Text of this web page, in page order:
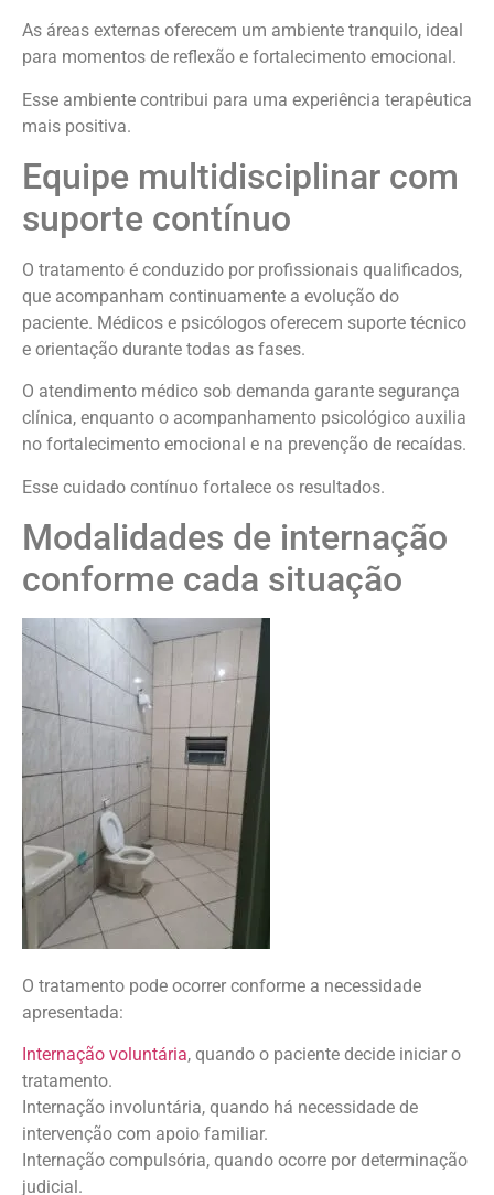
As áreas externas oferecem um ambiente tranquilo, ideal
para momentos de reflexão e fortalecimento emocional.
Esse ambiente contribui para uma experiência terapêutica
mais positiva.
Equipe multidisciplinar com
suporte contínuo
O tratamento é conduzido por profissionais qualificados,
que acompanham continuamente a evolução do
paciente. Médicos e psicólogos oferecem suporte técnico
e orientação durante todas as fases.
O atendimento médico sob demanda garante segurança
clínica, enquanto o acompanhamento psicológico auxilia
no fortalecimento emocional e na prevenção de recaídas.
Esse cuidado contínuo fortalece os resultados.
Modalidades de internação
conforme cada situação
O tratamento pode ocorrer conforme a necessidade
apresentada:
Internação voluntária, quando o paciente decide iniciar o
tratamento.
Internação involuntária, quando há necessidade de
intervenção com apoio familiar.
Internação compulsória, quando ocorre por determinação
judicial.